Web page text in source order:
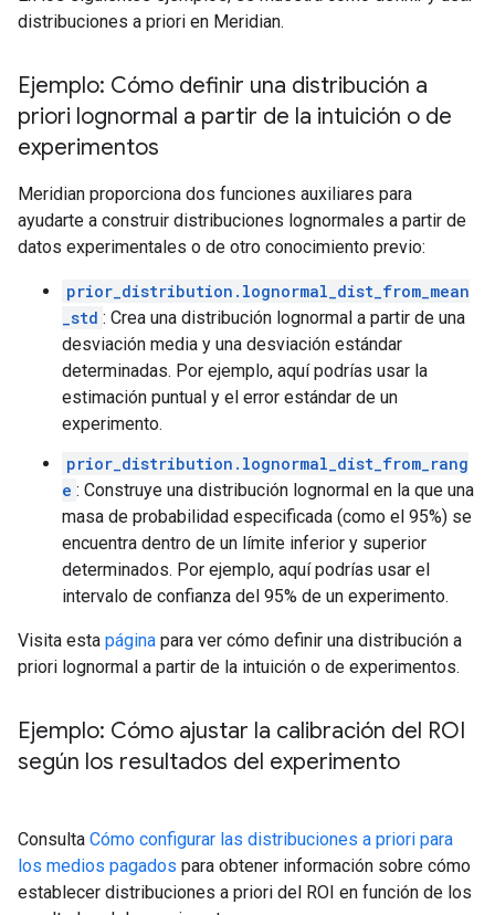
distribuciones a priori en Meridian.
Ejemplo: Cómo definir una distribución a
priori lognormal a partir de la intuición o de
experimentos
Meridian proporciona dos funciones auxiliares para
ayudarte a construir distribuciones lognormales a partir de
datos experimentales o de otro conocimiento previo:
prior_distribution.lognormal_dist_from_mean
_std : Crea una distribución lognormal a partir de una
desviación media y una desviación estándar
determinadas. Por ejemplo, aquí podrías usar la
estimación puntual y el error estándar de un
experimento.
prior_distribution.lognormal_dist_from_rang
e : Construye una distribución lognormal en la que una
masa de probabilidad especificada (como el 95%) se
encuentra dentro de un límite inferior y superior
determinados. Por ejemplo, aquí podrías usar el
intervalo de confianza del 95% de un experimento.
Visita esta página para ver cómo definir una distribución a
priori lognormal a partir de la intuición o de experimentos.
Ejemplo: Cómo ajustar la calibración del ROI
según los resultados del experimento
Consulta Cómo configurar las distribuciones a priori para
los medios pagados para obtener información sobre cómo
establecer distribuciones a priori del ROI en función de los